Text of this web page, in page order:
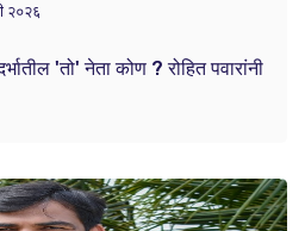
२०२६
'तो' नेता कोण ? रोहित पवारांनी